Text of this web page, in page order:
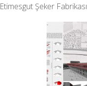
Etimesgut Şeker